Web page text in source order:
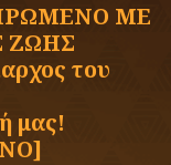
ΜΕ
ΖΩΗΣ
του
μας!